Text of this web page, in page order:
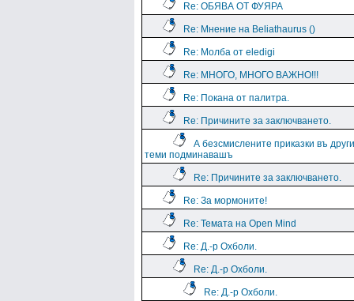
Re: ОБЯВА ОТ ФУЯРА
Re: Мнение на Beliathaurus ()
Re: Молба от eledigi
Re: МНОГО, МНОГО ВАЖНО!!!
Re: Покана от палитра.
Re: Причините за заключването.
А безсмислените приказки въ други
теми подминавашъ
Re: Причините за заключването.
Re: За мормоните!
Re: Темата на Open Mind
Re: Д.-р Охболи.
Re: Д.-р Охболи.
Re: Д.-р Охболи.